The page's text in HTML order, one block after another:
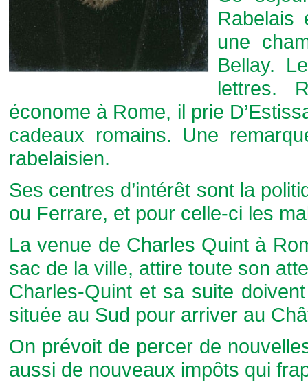
Rabelais
une
Bellay.
lettres.
économe à Rome, il prie
cadeaux romains. Une
rabelaisien.
Ses centres d’intérêt sont la
ou Ferrare, et pour celle-ci les
La venue de Charles Quint à
sac de la ville, attire toute son
Charles-Quint et sa suite
située au Sud pour arriver au
On prévoit de percer de
aussi de nouveaux impôts qui